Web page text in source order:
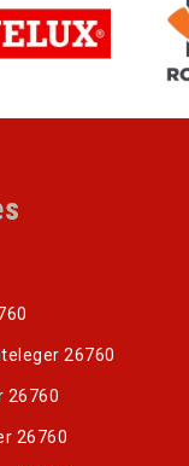
26760
26760
26760